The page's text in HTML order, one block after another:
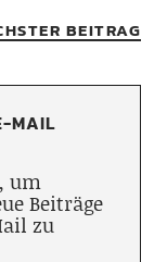
BEITRAG
MAIL
um
Beiträge
zu